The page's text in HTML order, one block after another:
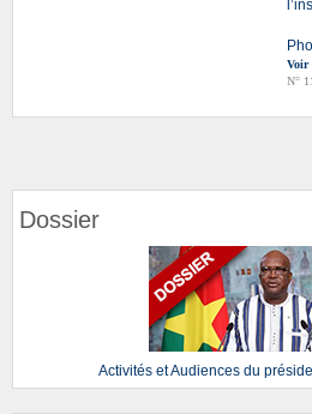
Voir
N°
Dossier
Activités et Audiences du